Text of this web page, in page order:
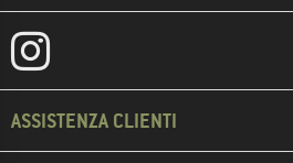
ASSISTENZA CLIENTI